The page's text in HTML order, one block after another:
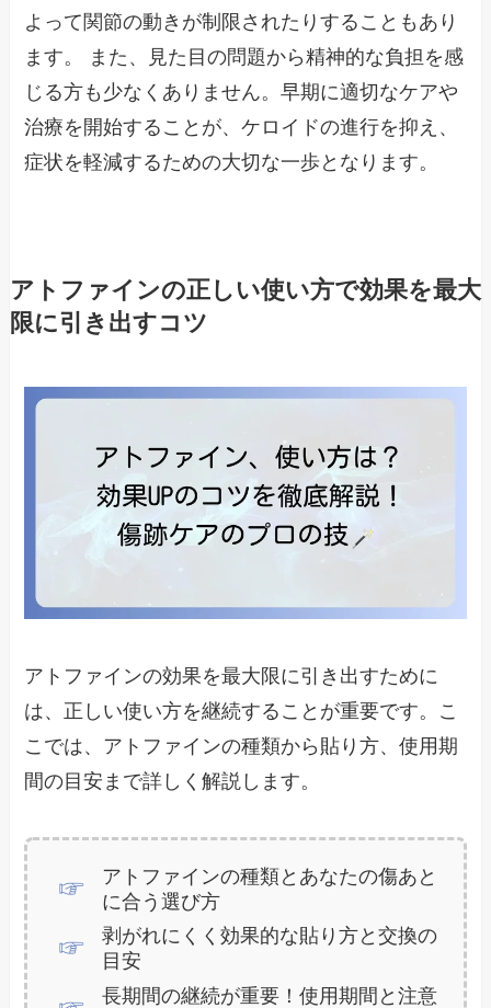
よって関節の動きが制限されたりすることもあり
ます。 また、見た目の問題から精神的な負担を感
じる方も少なくありません。早期に適切なケアや
治療を開始することが、ケロイドの進行を抑え、
症状を軽減するための大切な一歩となります。
アトファインの正しい使い方で効果を最大
限に引き出すコツ
アトファインの効果を最大限に引き出すために
は、正しい使い方を継続することが重要です。こ
こでは、アトファインの種類から貼り方、使用期
間の目安まで詳しく解説します。
アトファインの種類とあなたの傷あと
に合う選び方
剥がれにくく効果的な貼り方と交換の
目安
長期間の継続が重要！使用期間と注意